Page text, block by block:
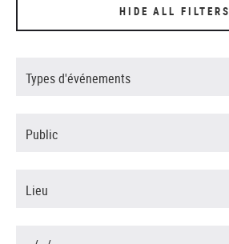
HIDE ALL FILTERS
Types d'événements
Public
Lieu